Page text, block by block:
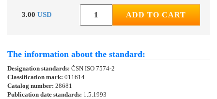
3.00 USD ADD TO CART
The information about the standard:
Designation standards: ČSN ISO 7574-2
Classification mark: 011614
Catalog number: 28681
Publication date standards: 1.5.1993